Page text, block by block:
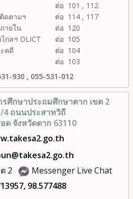
ต่อ 101 , 112
ดตามฯ
ต่อ 114 , 117
ายใน
ต่อ 120
กลฯ DLICT
ต่อ 105
คดี
ต่อ 104
ต่อ 103
930 , 055-531-012
รศึกษาประถมศึกษาตาก เขต 2
4 ถนนประสาทวิถี
ด จังหวัดตาก 63110
2
Messenger Live Chat
98.577488